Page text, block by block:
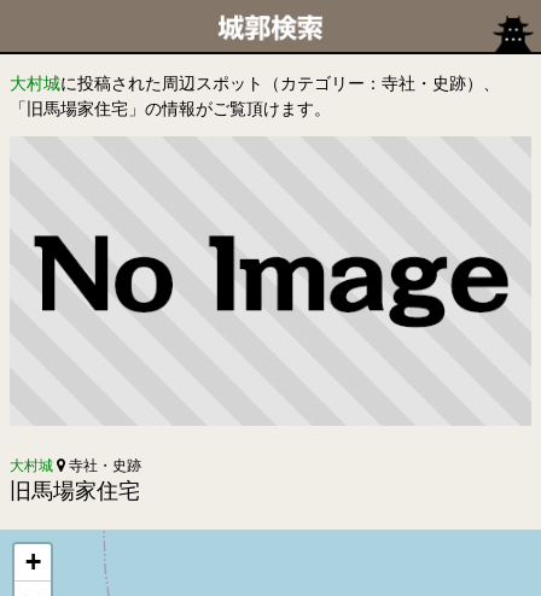
大村城に投稿された周辺スポット（カテゴリー：寺社・史跡）、
「旧馬場家住宅」の情報がご覧頂けます。
大村城 寺社・史跡
旧馬場家住宅
+